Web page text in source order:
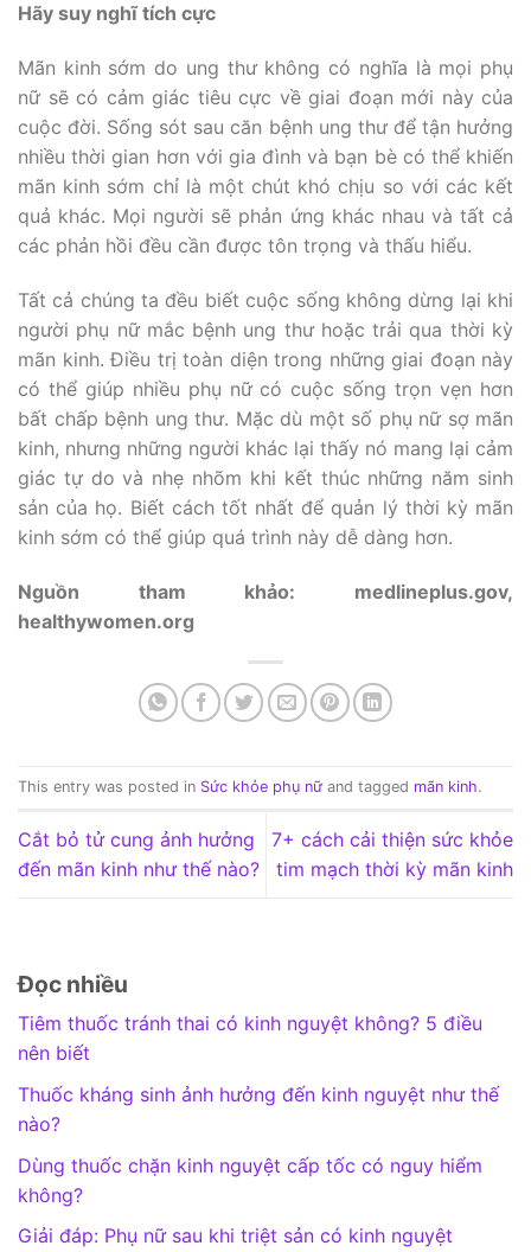
Hãy suy nghĩ tích cực
Mãn kinh sớm do ung thư không có nghĩa là mọi phụ
nữ sẽ có cảm giác tiêu cực về giai đoạn mới này của
cuộc đời. Sống sót sau căn bệnh ung thư để tận hưởng
nhiều thời gian hơn với gia đình và bạn bè có thể khiến
mãn kinh sớm chỉ là một chút khó chịu so với các kết
quả khác. Mọi người sẽ phản ứng khác nhau và tất cả
các phản hồi đều cần được tôn trọng và thấu hiểu.
Tất cả chúng ta đều biết cuộc sống không dừng lại khi
người phụ nữ mắc bệnh ung thư hoặc trải qua thời kỳ
mãn kinh. Điều trị toàn diện trong những giai đoạn này
có thể giúp nhiều phụ nữ có cuộc sống trọn vẹn hơn
bất chấp bệnh ung thư. Mặc dù một số phụ nữ sợ mãn
kinh, nhưng những người khác lại thấy nó mang lại cảm
giác tự do và nhẹ nhõm khi kết thúc những năm sinh
sản của họ. Biết cách tốt nhất để quản lý thời kỳ mãn
kinh sớm có thể giúp quá trình này dễ dàng hơn.
Nguồn tham khảo: medlineplus.gov,
healthywomen.org
This entry was posted in Sức khỏe phụ nữ and tagged mãn kinh.
Cắt bỏ tử cung ảnh hưởng
đến mãn kinh như thế nào?
7+ cách cải thiện sức khỏe
tim mạch thời kỳ mãn kinh
Đọc nhiều
Tiêm thuốc tránh thai có kinh nguyệt không? 5 điều
nên biết
Thuốc kháng sinh ảnh hưởng đến kinh nguyệt như thế
nào?
Dùng thuốc chặn kinh nguyệt cấp tốc có nguy hiểm
không?
Giải đáp: Phụ nữ sau khi triệt sản có kinh nguyệt